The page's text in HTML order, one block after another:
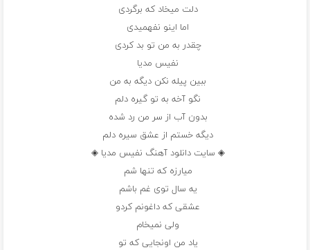
دلت میخاد که برگردی
اما اینو نفهمیدی
چقدر به من تو بد کردی
نفیس مدیا
ببین پیله نکن دیگه به من
نگو آخه به تو گیره دلم
بدون آب از سر من رد شده
دیگه خستم از عشق سیره دلم
◈ سایت دانلود آهنگ نفیس مدیا ◈
میارزه که تنها شم
یه سال توی غم باشم
عشقی که داغونم کردو
ولی نمیخام
یاد من اونجایی که تو